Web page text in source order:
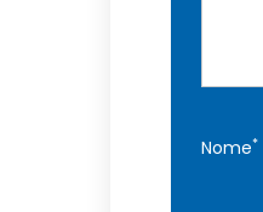
Nome*